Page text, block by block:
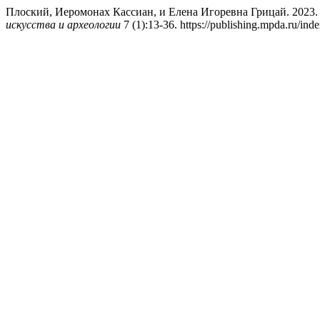
Плоский, Иеромонах Кассиан, и Елена Игоревна Грицай.
искусства и археологии 7 (1):13-36. https://publishing.mpda.ru/